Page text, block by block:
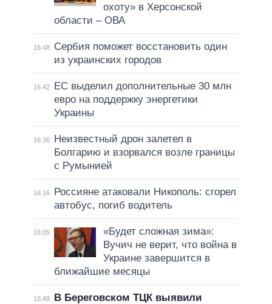
охоту» в Херсонской
области – ОВА
16:48
Сербия поможет восстановить один
из украинских городов
16:42
ЕС выделил дополнительные 30 млн
евро на поддержку энергетики
Украины
16:36
Неизвестный дрон залетел в
Болгарию и взорвался возле границы
с Румынией
16:16
Россияне атаковали Никополь: сгорел
автобус, погиб водитель
16:05
«Будет сложная зима»:
Вучич не верит, что война в
Украине завершится в
ближайшие месяцы
15:48
В Береговском ТЦК выявили